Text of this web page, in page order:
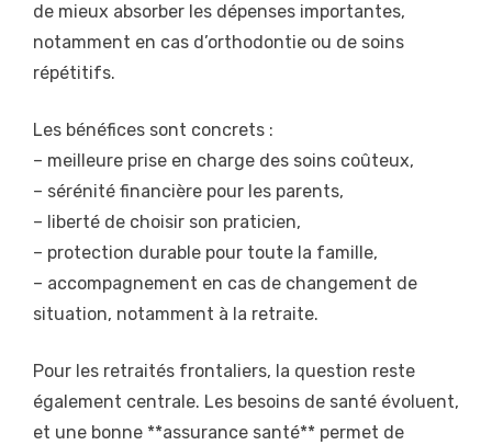
de mieux absorber les dépenses importantes,
notamment en cas d’orthodontie ou de soins
répétitifs.
Les bénéfices sont concrets :
– meilleure prise en charge des soins coûteux,
– sérénité financière pour les parents,
– liberté de choisir son praticien,
– protection durable pour toute la famille,
– accompagnement en cas de changement de
situation, notamment à la retraite.
Pour les retraités frontaliers, la question reste
également centrale. Les besoins de santé évoluent,
et une bonne **assurance santé** permet de